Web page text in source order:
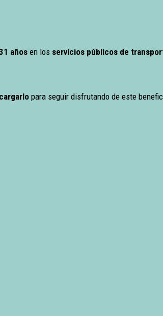
añosen los servicios públicos de
para seguir disfrutando de este